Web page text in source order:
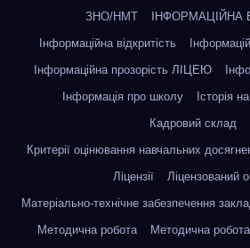
ЗНО/НМТ
ІНФОРМАЦІЙНА
Інформаційна відкритість
Інформаційна прозорість ЛІЦЕЮ
Інформація про школу
Історія
Кадровий склад
Критерії оцінювання навчальних
Ліцензії
Ліцензований
Матеріально-технічне забезпечення
Методична робота
Методична